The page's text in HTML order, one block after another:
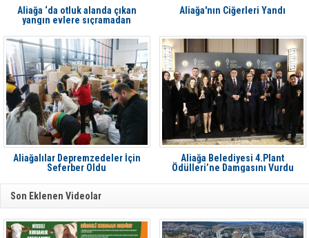
Aliağa ‘da otluk alanda çıkan
yangın evlere sıçramadan
Aliağa'nın Ciğerleri Yandı
Aliağalılar Depremzedeler İçin
Seferber Oldu
Aliağa Belediyesi 4.Plant
Ödülleri’ne Damgasını Vurdu
Son Eklenen Videolar